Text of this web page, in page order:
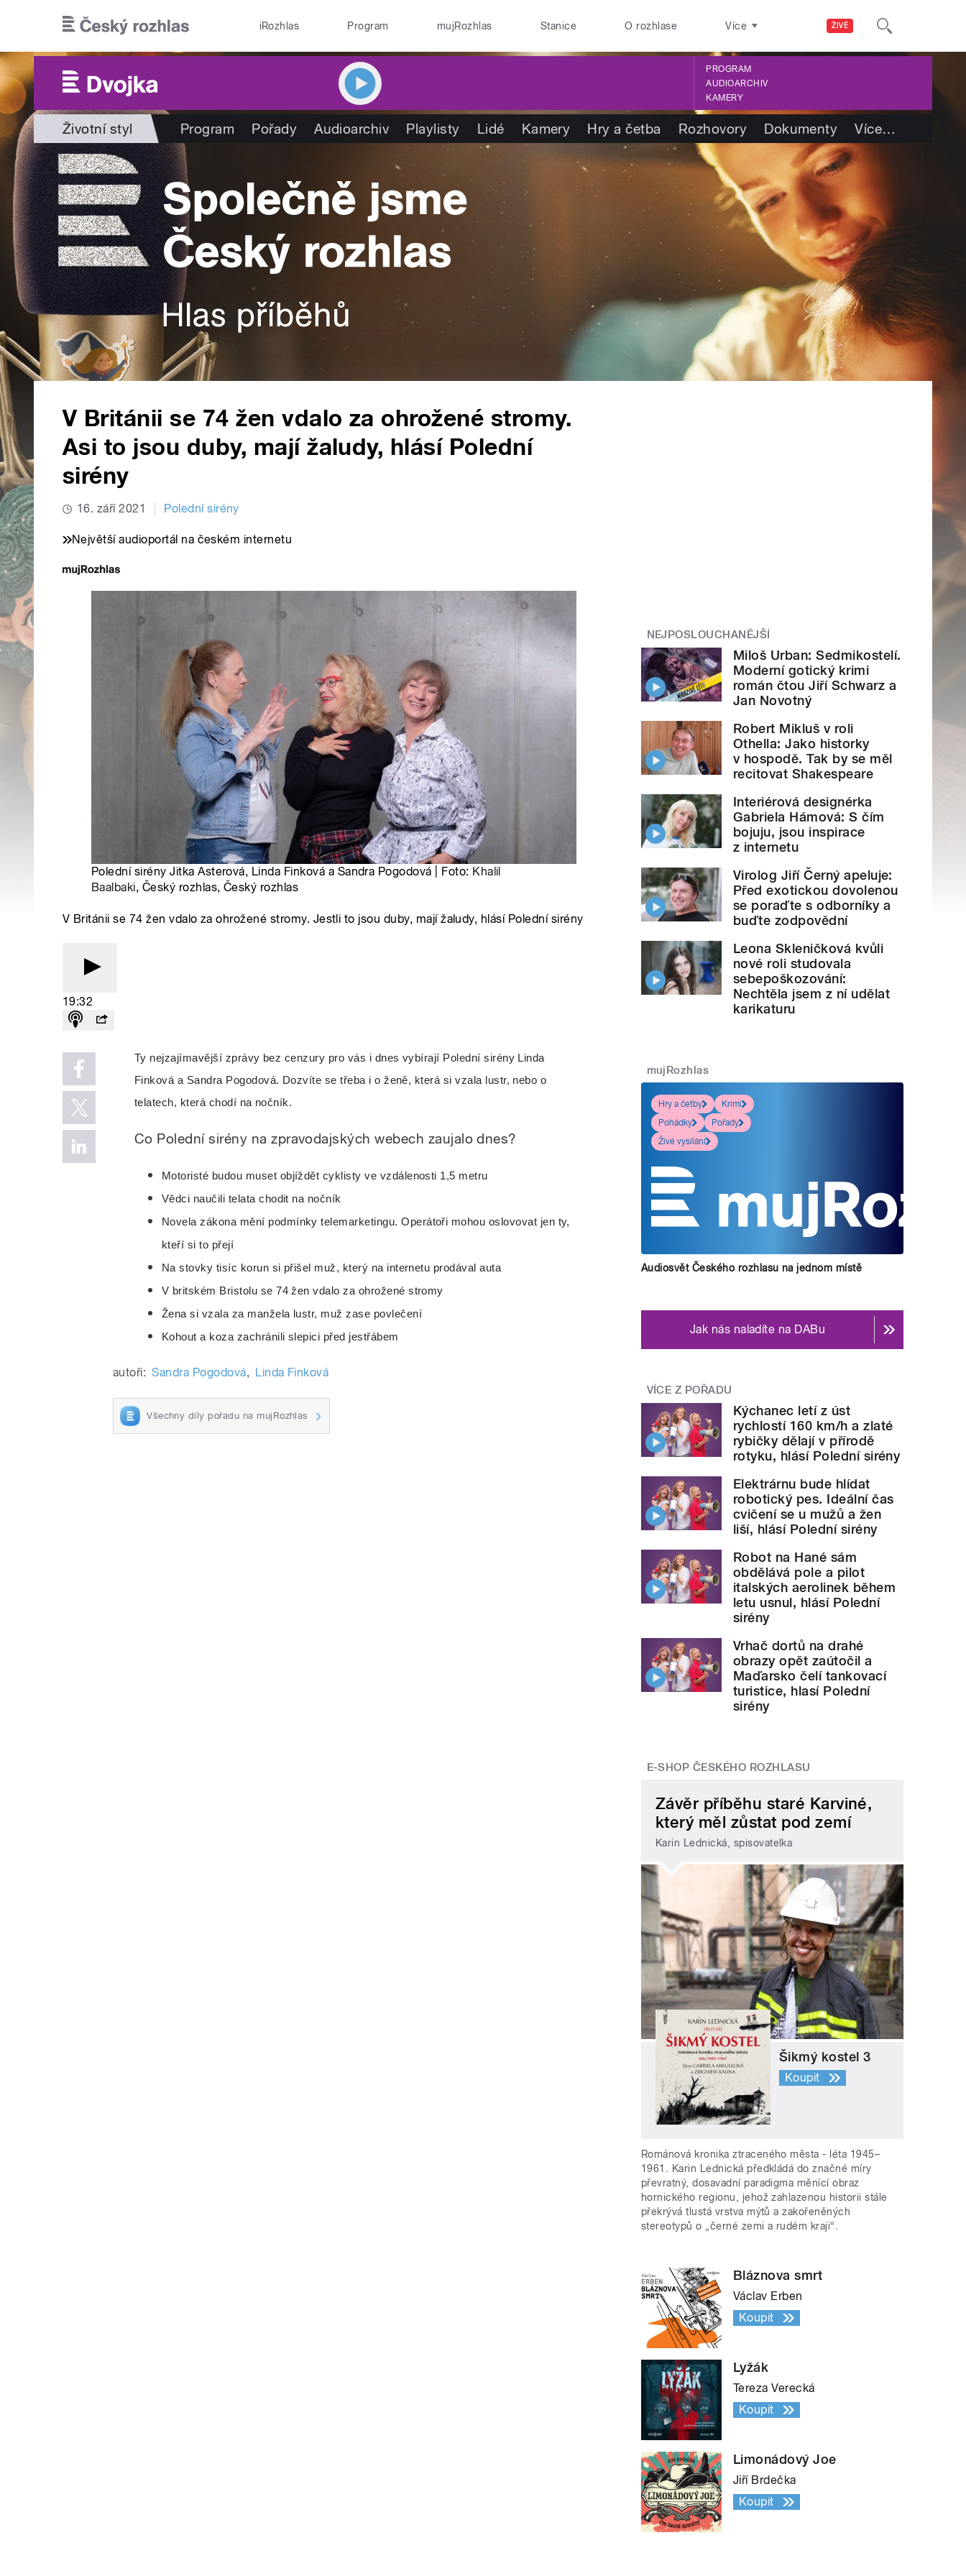
ŽIVĚ
iRozhlas Program mujRozhlas Stanice O rozhlase Více
PROGRAM
AUDIOARCHIV
KAMERY
Životní styl Program Pořady Audioarchiv Playlisty Lidé Kamery Hry a četba Rozhovory Dokumenty Více…
V Británii se 74 žen vdalo za ohrožené stromy.
Asi to jsou duby, mají žaludy, hlásí Polední
sirény
16. září 2021 Polední sirény
Největší audioportál na českém internetu
Polední sirény Jitka Asterová, Linda Finková a Sandra Pogodová | Foto: Khalil
Baalbaki, Český rozhlas, Český rozhlas
V Británii se 74 žen vdalo za ohrožené stromy. Jestli to jsou duby, mají žaludy, hlásí Polední sirény
19:32
Ty nejzajímavější zprávy bez cenzury pro vás i dnes vybírají Polední sirény Linda
Finková a Sandra Pogodová. Dozvíte se třeba i o ženě, která si vzala lustr, nebo o
telatech, která chodí na nočník.
Co Polední sirény na zpravodajských webech zaujalo dnes?
Motoristé budou muset objíždět cyklisty ve vzdálenosti 1,5 metru
Vědci naučili telata chodit na nočník
Novela zákona mění podmínky telemarketingu. Operátoři mohou oslovovat jen ty,
kteří si to přejí
Na stovky tisíc korun si přišel muž, který na internetu prodával auta
V britském Bristolu se 74 žen vdalo za ohrožené stromy
Žena si vzala za manžela lustr, muž zase povlečení
Kohout a koza zachránili slepici před jestřábem
autoři: Sandra Pogodová, Linda Finková
Všechny díly pořadu na mujRozhlas
NEJPOSLOUCHANĚJŠÍ
Miloš Urban: Sedmikostelí.
Moderní gotický krimi
román čtou Jiří Schwarz a
Jan Novotný
Robert Mikluš v roli
Othella: Jako historky
v hospodě. Tak by se měl
recitovat Shakespeare
Interiérová designérka
Gabriela Hámová: S čím
bojuju, jsou inspirace
z internetu
Virolog Jiří Černý apeluje:
Před exotickou dovolenou
se poraďte s odborníky a
buďte zodpovědní
Leona Skleničková kvůli
nové roli studovala
sebepoškozování:
Nechtěla jsem z ní udělat
karikaturu
mujRozhlas
Hry a četby
Krimi
Pohádky
Pořady
Živé vysílání
Audiosvět Českého rozhlasu na jednom místě
Jak nás naladíte na DABu
VÍCE Z POŘADU
Kýchanec letí z úst
rychlostí 160 km/h a zlaté
rybičky dělají v přírodě
rotyku, hlásí Polední sirény
Elektrárnu bude hlídat
robotický pes. Ideální čas
cvičení se u mužů a žen
liší, hlásí Polední sirény
Robot na Hané sám
obdělává pole a pilot
italských aerolinek během
letu usnul, hlásí Polední
sirény
Vrhač dortů na drahé
obrazy opět zaútočil a
Maďarsko čelí tankovací
turistice, hlasí Polední
sirény
E-SHOP ČESKÉHO ROZHLASU
Závěr příběhu staré Karviné,
který měl zůstat pod zemí
Karin Lednická, spisovatelka
Šikmý kostel 3
Koupit
Románová kronika ztraceného města - léta 1945–
1961. Karin Lednická předkládá do značné míry
převratný, dosavadní paradigma měnící obraz
hornického regionu, jehož zahlazenou historii stále
překrývá tlustá vrstva mýtů a zakořeněných
stereotypů o „černé zemi a rudém kraji“.
Bláznova smrt
Václav Erben
Koupit
Lyžák
Tereza Verecká
Koupit
Limonádový Joe
Jiří Brdečka
Koupit